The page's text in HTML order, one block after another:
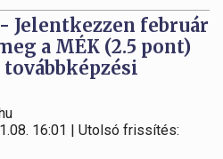
- Jelentkezzen február
a MÉK (2.5 pont)
továbbképzési
16:01 | Utolsó frissítés: